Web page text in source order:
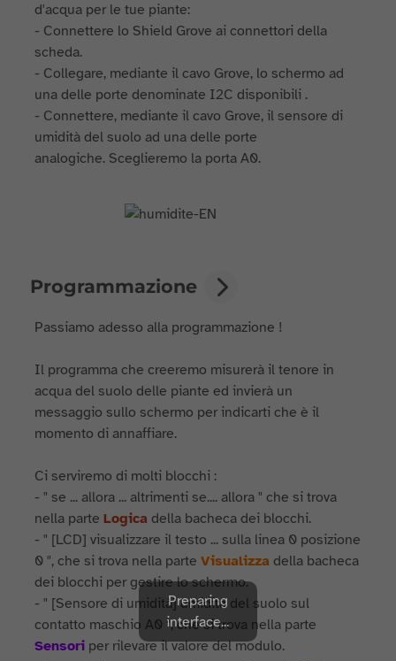
d'acqua per le tue piante:
- Connettere lo Shield Grove ai connettori della
scheda.
- Collegare, mediante il cavo Grove, lo schermo ad
una delle porte denominate I2C disponibili .
- Connettere, mediante il cavo Grove, il sensore di
umidità del suolo ad una delle porte
analogiche. Sceglieremo la porta A0.
Programmazione
Passiamo adesso alla programmazione !
Il programma che creeremo misurerà il tenore in
acqua del suolo delle piante ed invierà un
messaggio sullo schermo per indicarti che è il
momento di annaffiare.
Ci serviremo di molti blocchi :
- " se ... allora ... altrimenti se.... allora " che si trova
nella parteLogica della bacheca dei blocchi.
- " [LCD] visualizzare il testo ... sulla linea 0 posizione
0 ", che si trova nella parteVisualizza della bacheca
dei blocchi per gestire lo schermo.
- " [Sensore di umidità] umidità del suolo sul
contatto maschio A0 ", che si trova nella parte
Sensori per rilevare il valore del modulo.
Preparing
interface...